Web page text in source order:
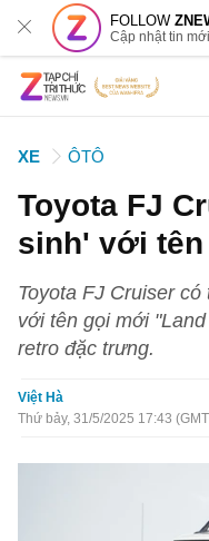
FOLLOW
Cập nhật tin mới
XE ÔTÔ
Toyota FJ
sinh' với
Toyota FJ Cruiser
với tên gọi mới
retro đặc trưng.
Việt Hà
Thứ bảy, 31/5/2025 17:43